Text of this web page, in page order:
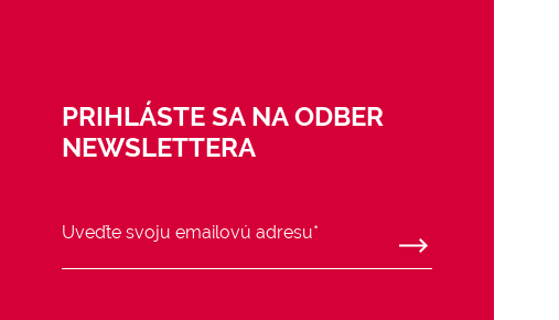
PRIHLÁSTE SA NA ODBER
NEWSLETTERA